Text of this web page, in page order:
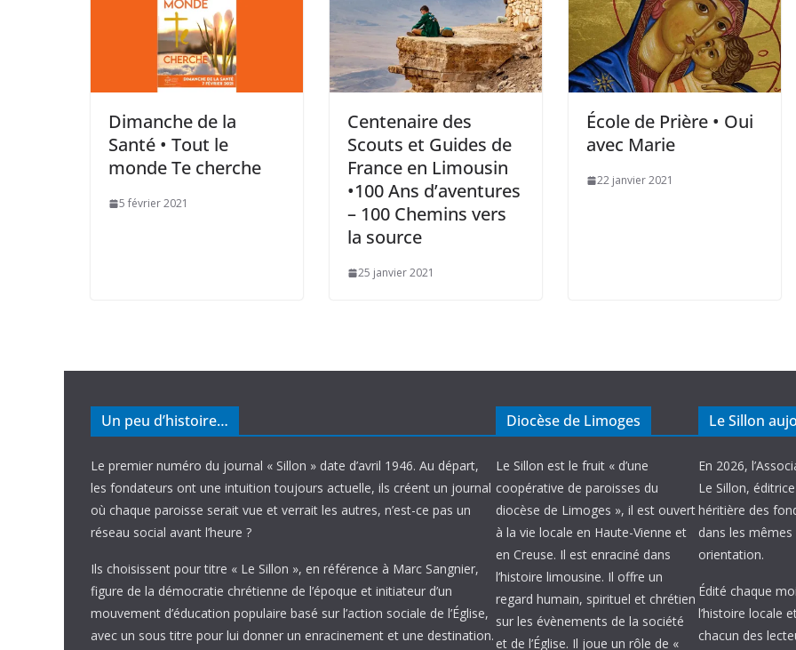
Dimanche de la
Santé • Tout le
monde Te cherche
5 février 2021
Centenaire des
Scouts et Guides de
France en Limousin
•100 Ans d’aventures
– 100 Chemins vers
la source
25 janvier 2021
École de Prière • Oui
avec Marie
22 janvier 2021
Un peu d’histoire…
Le premier numéro du journal « Sillon » date d’avril 1946. Au départ,
les fondateurs ont une intuition toujours actuelle, ils créent un journal
où chaque paroisse serait vue et verrait les autres, n’est-ce pas un
réseau social avant l’heure ?
Ils choisissent pour titre « Le Sillon », en référence à Marc Sangnier,
figure de la démocratie chrétienne de l’époque et initiateur d’un
mouvement d’éducation populaire basé sur l’action sociale de l’Église,
avec un sous titre pour lui donner un enracinement et une destination.
Diocèse de Limoges
Le Sillon est le fruit « d’une
coopérative de paroisses du
diocèse de Limoges », il est ouvert
à la vie locale en Haute-Vienne et
en Creuse. Il est enraciné dans
l’histoire limousine. Il offre un
regard humain, spirituel et chrétien
sur les évènements de la société
et de l’Église. Il joue un rôle de «
Le Sillon
En 2026,
Le Sillon,
héritière des
dans les
orientation.
Édité chaque
l’histoire locale
chacun des